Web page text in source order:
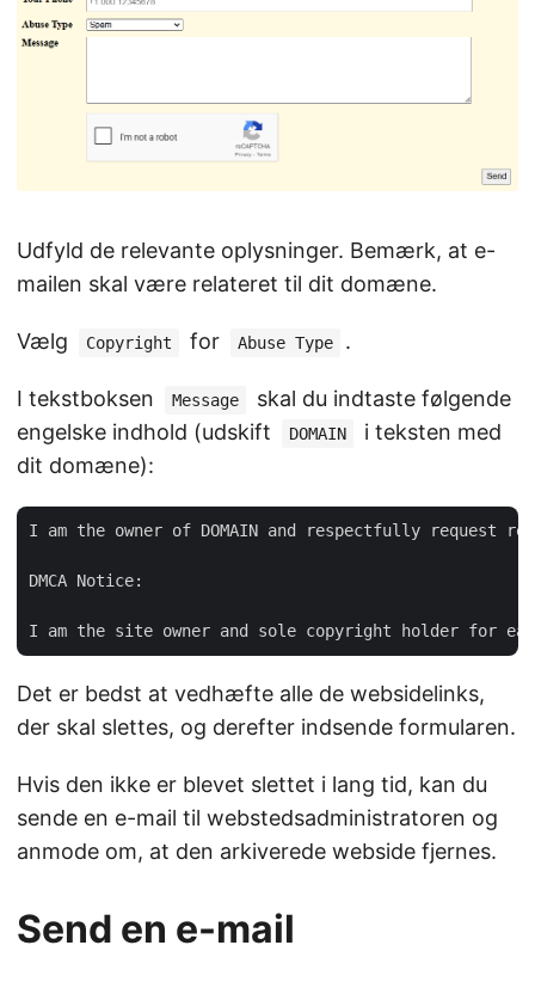
Udfyld de relevante oplysninger. Bemærk, at e-
mailen skal være relateret til dit domæne.
Vælg Copyright for Abuse Type .
I tekstboksen Message
skal du indtaste følgende
engelske indhold (udskift
DOMAIN
i teksten med
dit domæne):
I am the owner of DOMAIN and respectfully request
DMCA Notice:
Det er bedst at vedhæfte alle de websidelinks,
der skal slettes, og derefter indsende formularen.
Hvis den ikke er blevet slettet i lang tid, kan du
sende en e-mail til webstedsadministratoren og
anmode om, at den arkiverede webside fjernes.
Send en e-mail